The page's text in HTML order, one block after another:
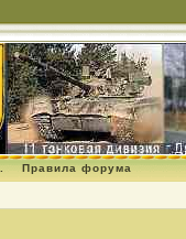
Правила форума